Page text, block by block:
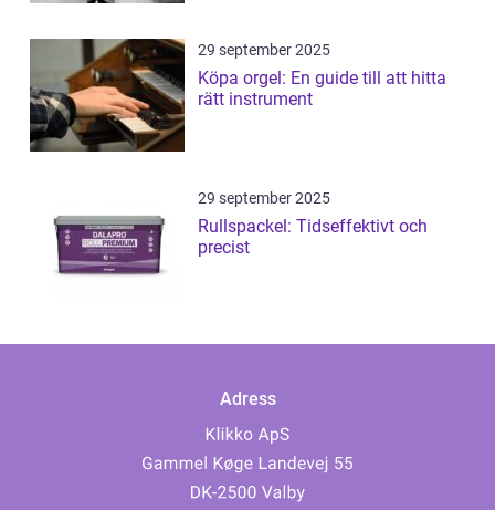
29 september 2025
Köpa orgel: En guide till att hitta
rätt instrument
29 september 2025
Rullspackel: Tidseffektivt och
precist
Adress